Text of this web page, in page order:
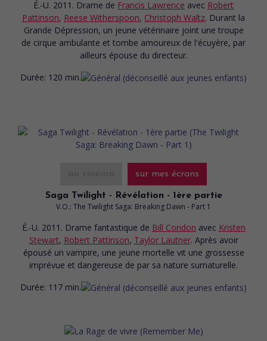
É.-U. 2011. Drame de Francis Lawrence avec Robert
Pattinson, Reese Witherspoon, Christoph Waltz. Durant la
Grande Dépression, un jeune vétérinaire joint une troupe
de cirque ambulante et tombe amoureux de l'écuyère, par
ailleurs épouse du directeur.
Durée: 120 min.
sur mes écrans
Saga Twilight - Révélation - 1ère partie
V.O.: The Twilight Saga: Breaking Dawn - Part 1
É.-U. 2011. Drame fantastique de Bill Condon avec Kristen
Stewart, Robert Pattinson, Taylor Lautner. Après avoir
épousé un vampire, une jeune mortelle vit une grossesse
imprévue et dangereuse de par sa nature surnaturelle.
Durée: 117 min.